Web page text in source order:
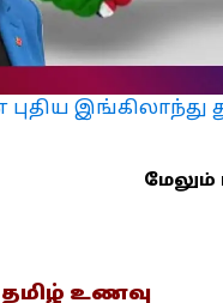
இங்கிலாந்து
மேலும்
தமிழ் உணவு